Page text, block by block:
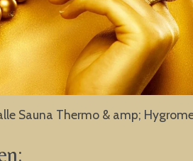
Sauna Thermo & amp;